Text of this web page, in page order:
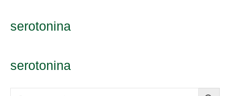
serotonina
serotonina